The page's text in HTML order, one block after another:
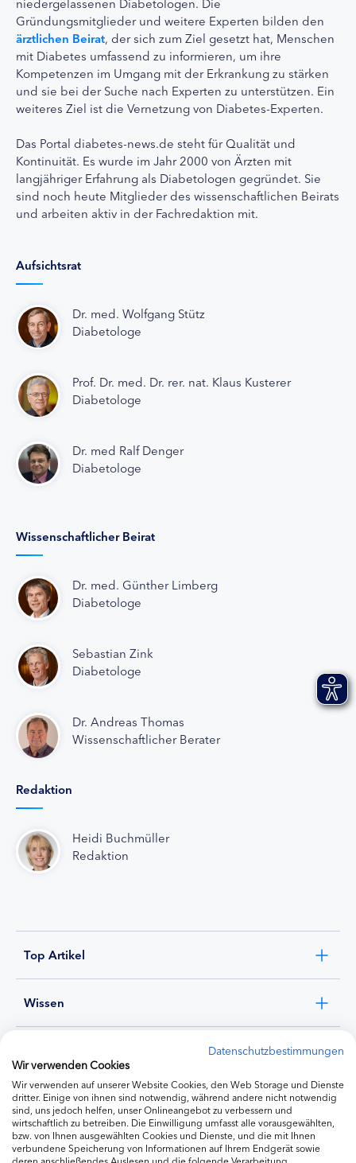
Gründungsmitglieder und weitere Experten bilden den
ärztlichen Beirat, der sich zum Ziel gesetzt hat, Menschen
mit Diabetes umfassend zu informieren, um ihre
Kompetenzen im Umgang mit der Erkrankung zu stärken
und sie bei der Suche nach Experten zu unterstützen. Ein
weiteres Ziel ist die Vernetzung von Diabetes-Experten.
Das Portal diabetes-news.de steht für Qualität und
Kontinuität. Es wurde im Jahr 2000 von Ärzten mit
langjähriger Erfahrung als Diabetologen gegründet. Sie
sind noch heute Mitglieder des wissenschaftlichen Beirats
und arbeiten aktiv in der Fachredaktion mit.
Aufsichtsrat
Dr. med. Wolfgang Stütz
Diabetologe
Prof. Dr. med. Dr. rer. nat. Klaus Kusterer
Diabetologe
Dr. med Ralf Denger
Diabetologe
Wissenschaftlicher Beirat
Dr. med. Günther Limberg
Diabetologe
Sebastian Zink
Diabetologe
Dr. Andreas Thomas
Wissenschaftlicher Berater
Redaktion
Heidi Buchmüller
Redaktion
Top Artikel
Wissen
Ernährung
Produkte
Datenschutzbestimmungen
Wir verwenden Cookies
Wir verwenden auf unserer Website Cookies, den Web Storage und Dienste
dritter. Einige von ihnen sind notwendig, während andere nicht notwendig
sind, uns jedoch helfen, unser Onlineangebot zu verbessern und
wirtschaftlich zu betreiben. Die Einwilligung umfasst alle vorausgewählten,
bzw. von Ihnen ausgewählten Cookies und Dienste, und die mit Ihnen
verbundene Speicherung von Informationen auf Ihrem Endgerät sowie
deren anschließendes Auslesen und die folgende Verarbeitung